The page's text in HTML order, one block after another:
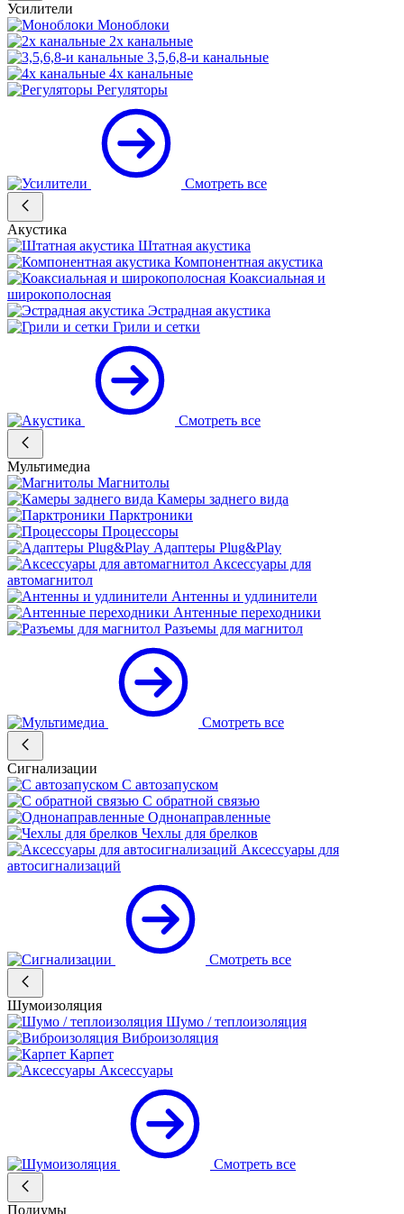
Усилители
Моноблоки
2х канальные
3,5,6,8-и канальные
4х канальные
Регуляторы
Смотреть все
Акустика
Штатная акустика
Компонентная акустика
Коаксиальная и
широкополосная
Эстрадная акустика
Грили и сетки
Смотреть все
Мультимедиа
Магнитолы
Камеры заднего вида
Парктроники
Процессоры
Адаптеры Plug&Play
Аксессуары для
автомагнитол
Антенны и удлинители
Антенные переходники
Разъемы для магнитол
Смотреть все
Сигнализации
С автозапуском
С обратной связью
Однонаправленные
Чехлы для брелков
Аксессуары для
автосигнализаций
Смотреть все
Шумоизоляция
Шумо / теплоизоляция
Виброизоляция
Карпет
Аксессуары
Смотреть все
Подиумы